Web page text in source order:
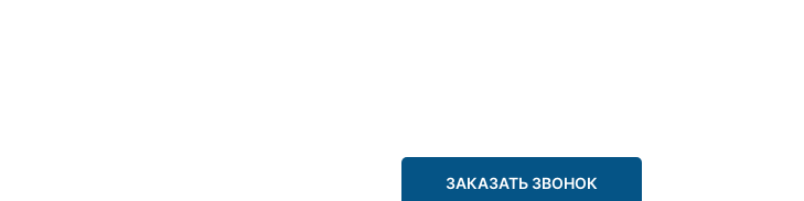
ЗАКАЗАТЬ ЗВОНОК